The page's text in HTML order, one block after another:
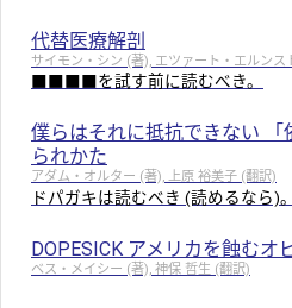
代替医療解剖
サイモン・シン (著), エツァート・エルンス
■■■■を試す前に読むべき。
僕らはそれに抵抗できない 「
られかた
アダム・オルター (著), 上原 裕美子 (翻訳)
ドパガキは読むべき (読めるなら)。
DOPESICK アメリカを蝕むオ
ベス・メイシー (著), 神保 哲生 (翻訳)